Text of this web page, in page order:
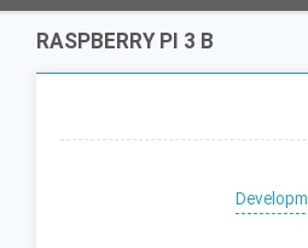
RASPBERRY PI 3 B